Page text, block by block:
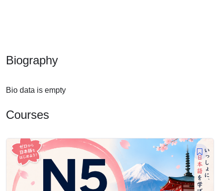
Biography
Bio data is empty
Courses